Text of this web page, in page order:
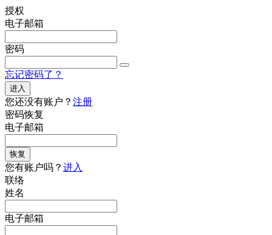
授权
电子邮箱
密码
忘记密码了？
进入
您还没有账户？ 注册
密码恢复
电子邮箱
恢复
您有账户吗？ 进入
联络
姓名
电子邮箱